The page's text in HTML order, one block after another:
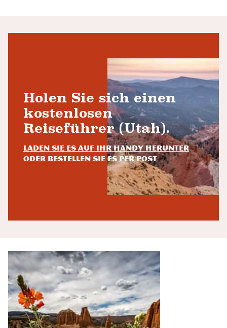
Holen Sie sich einen
kostenlosen
Reiseführer (Utah).
Laden Sie es auf Ihr Handy herunter
oder bestellen Sie es per Post